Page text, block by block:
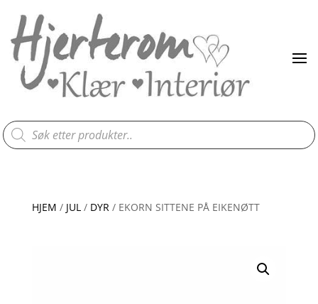
Products
search
HJEM / JUL/ DYR/ EKORN SITTENE PÅ EIKENØTT